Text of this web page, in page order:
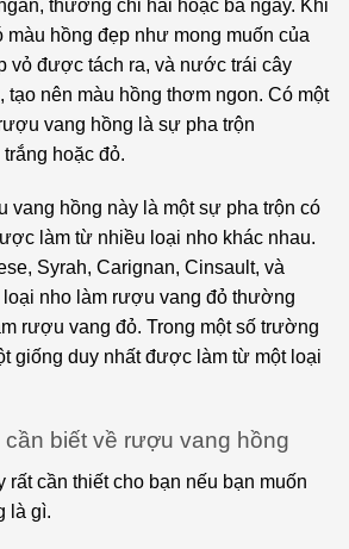
thường chỉ hai hoặc ba ngày. Khi
màu hồng đẹp như mong muốn của
vỏ được tách ra, và nước trái cây
nên màu hồng thơm ngon. Có một
vang hồng là sự pha trộn
hoặc đỏ.
vang hồng này là một sự pha trộn có
làm từ nhiều loại nho khác nhau.
Syrah, Carignan, Cinsault, và
nho làm rượu vang đỏ thường
rượu vang đỏ. Trong một số trường
giống duy nhất được làm từ một loại
biết về rượu vang hồng
rất cần thiết cho bạn nếu bạn muốn
là gì.